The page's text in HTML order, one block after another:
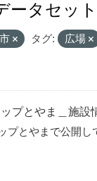
ータセッ
タグ: 広場
プとやま＿施設
プとやまで公開し